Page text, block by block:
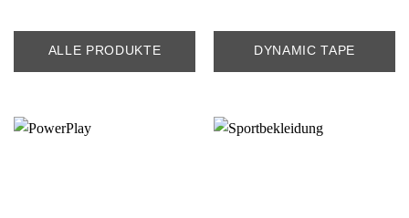
ALLE PRODUKTE DYNAMIC TAPE